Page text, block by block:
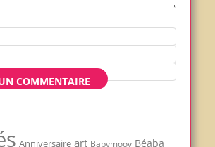
Anniversaire art Babymoov Béaba